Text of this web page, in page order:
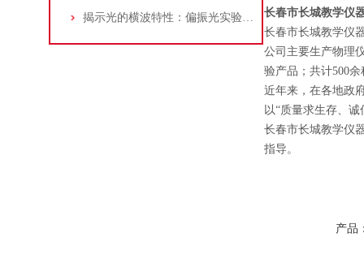
揭示光的横波特性：偏振光实验仪的机理与光学探索
长春市长城教学仪
长春市长城教学仪
公司主要生产物理
验产品；共计500余
近年来，在各地政
以“质量求生存、
长春市长城教学仪
指导。
产品